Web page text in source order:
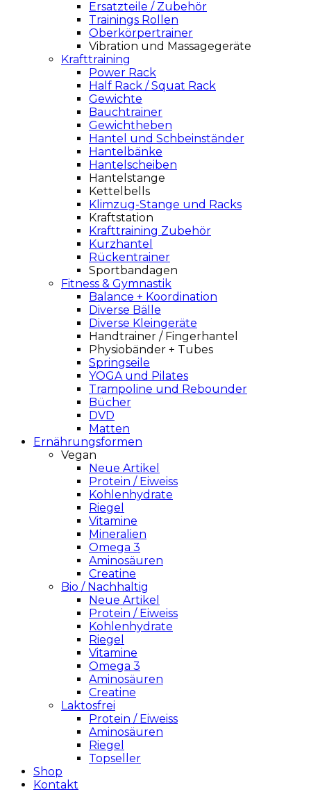
Ersatzteile / Zubehör
Trainings Rollen
Oberkörpertrainer
Vibration und Massagegeräte
Krafttraining
Power Rack
Half Rack / Squat Rack
Gewichte
Bauchtrainer
Gewichtheben
Hantel und Schbeinständer
Hantelbänke
Hantelscheiben
Hantelstange
Kettelbells
Klimzug-Stange und Racks
Kraftstation
Krafttraining Zubehör
Kurzhantel
Rückentrainer
Sportbandagen
Fitness & Gymnastik
Balance + Koordination
Diverse Bälle
Diverse Kleingeräte
Handtrainer / Fingerhantel
Physiobänder + Tubes
Springseile
YOGA und Pilates
Trampoline und Rebounder
Bücher
DVD
Matten
Ernährungsformen
Vegan
Neue Artikel
Protein / Eiweiss
Kohlenhydrate
Riegel
Vitamine
Mineralien
Omega 3
Aminosäuren
Creatine
Bio / Nachhaltig
Neue Artikel
Protein / Eiweiss
Kohlenhydrate
Riegel
Vitamine
Omega 3
Aminosäuren
Creatine
Laktosfrei
Protein / Eiweiss
Aminosäuren
Riegel
Topseller
Shop
Kontakt